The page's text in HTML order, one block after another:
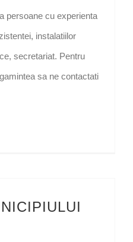
persoane cu experienta
instalatiilor
secretariat. Pentru
sa ne contactati